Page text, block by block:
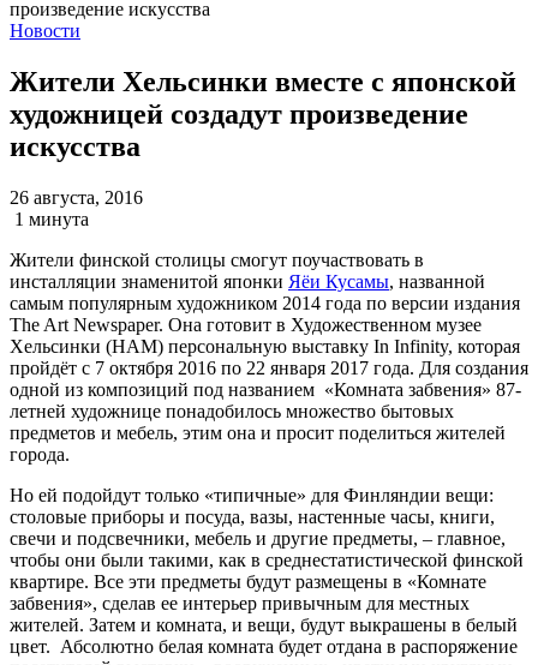
Новости
Жители Хельсинки вместе с японской
художницей создадут произведение
искусства
26 августа, 2016
1 минута
Жители финской столицы смогут поучаствовать в
инсталляции знаменитой японки Яёи Кусамы, названной
самым популярным художником 2014 года по версии издания
The Art Newspaper. Она готовит в Художественном музее
Хельсинки (НАМ) персональную выставку In Infinity, которая
пройдёт с 7 октября 2016 по 22 января 2017 года. Для создания
одной из композиций под названием «Комната забвения» 87-
летней художнице понадобилось множество бытовых
предметов и мебель, этим она и просит поделиться жителей
города.
Но ей подойдут только «типичные» для Финляндии вещи:
столовые приборы и посуда, вазы, настенные часы, книги,
свечи и подсвечники, мебель и другие предметы, – главное,
чтобы они были такими, как в среднестатистической финской
квартире. Все эти предметы будут размещены в «Комнате
забвения», сделав ее интерьер привычным для местных
жителей. Затем и комната, и вещи, будут выкрашены в белый
цвет. Абсолютно белая комната будет отдана в распоряжение